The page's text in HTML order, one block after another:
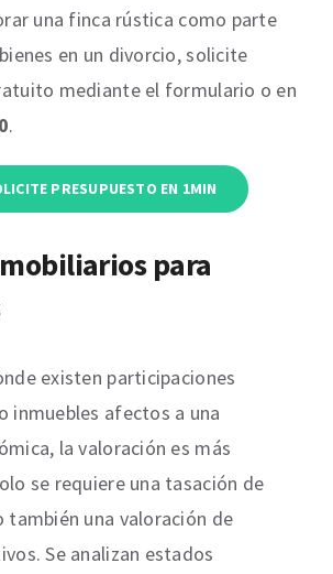
una finca rústica como parte
en un divorcio, solicite
mediante el formulario o en
.
PRESUPUESTO EN 1MIN
para
existen participaciones
inmuebles afectos a una
la valoración es más
se requiere una tasación de
también una valoración de
Se analizan estados